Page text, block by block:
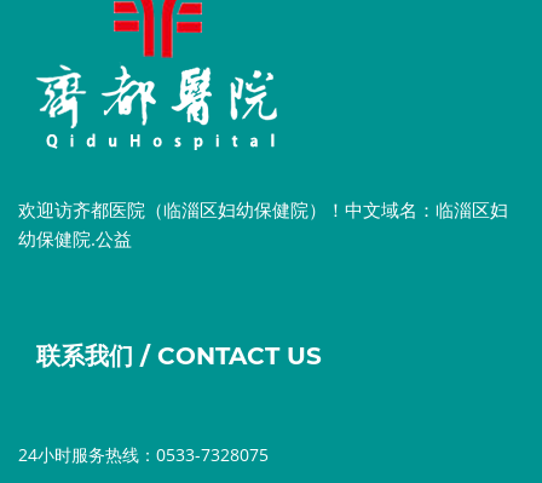
欢迎访齐都医院（临淄区妇幼保健院）！中文域名：临淄区妇
幼保健院.公益
联系我们 / CONTACT US
24小时服务热线：0533-7328075